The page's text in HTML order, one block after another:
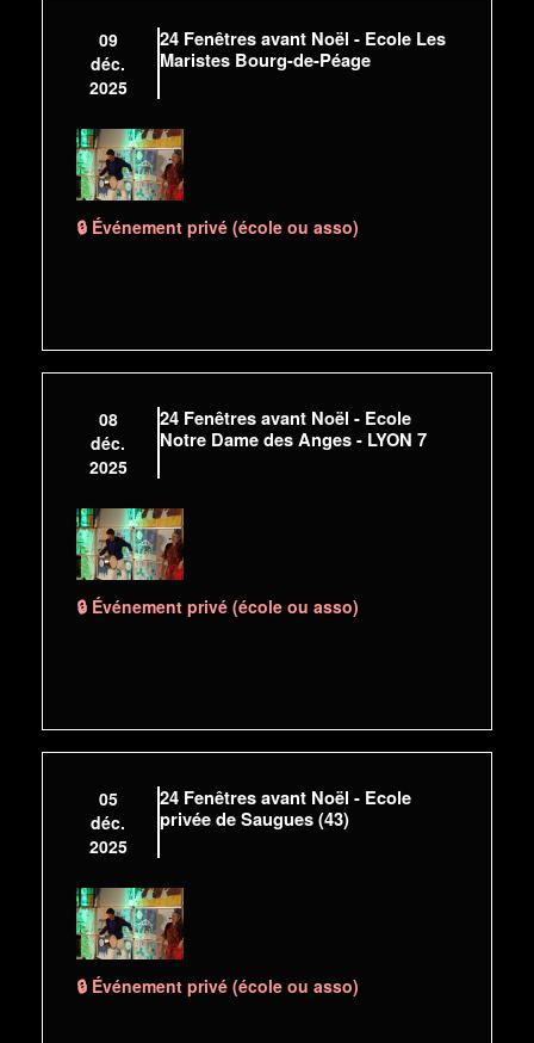
09
déc.
2025
24 Fenêtres avant Noël - Ecole Les
Maristes Bourg-de-Péage
🔒 Événement privé (école ou asso)
08
déc.
2025
24 Fenêtres avant Noël - Ecole
Notre Dame des Anges - LYON 7
🔒 Événement privé (école ou asso)
05
déc.
2025
24 Fenêtres avant Noël - Ecole
privée de Saugues (43)
🔒 Événement privé (école ou asso)